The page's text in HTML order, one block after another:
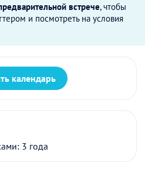
встрече, чтобы
и посмотреть на условия
календарь
3 года